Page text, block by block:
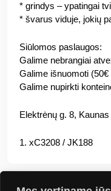
* grindys – ypatingai
* švarus viduje, jokių
Siūlomos paslaugos:
Galime nebrangiai
Galime išnuomoti
Galime nupirkti
Elektrėnų g. 8, Kaunas
1. xC3208 / JK188